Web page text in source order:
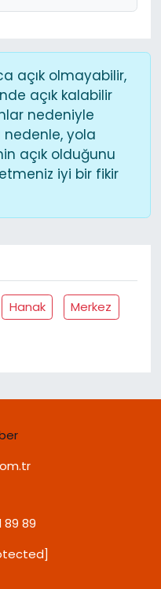
açık olmayabilir,
açık kalabilir
nedeniyle
yola
açık olduğunu
iyi bir fikir
Hanak
Merkez
89 89